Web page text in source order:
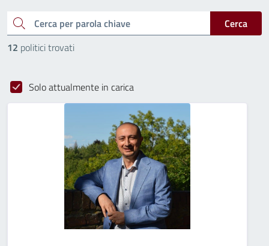
cerca
Cerca
12 politici trovati
Solo attualmente in carica